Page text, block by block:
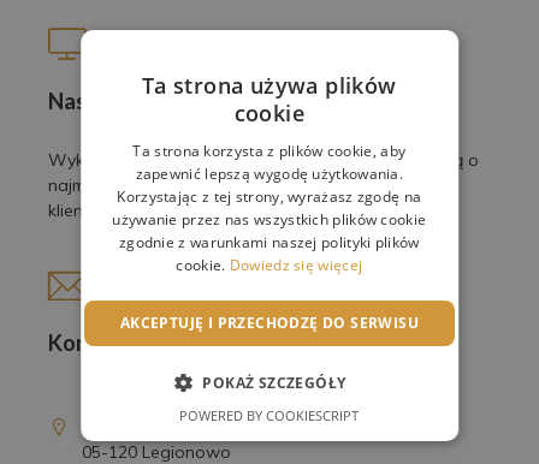
Nasze prace
Wykonujemy profesjonalne usługi z pasją i dbałością o
najmniejsze detale, by spełnić oczekiwania naszych
klientów.
Kontakt
ul. T. Kościuszki 16D
05-120 Legionowo
Ta strona używa plików
cookie
Ta strona korzysta z plików cookie, aby
zapewnić lepszą wygodę użytkowania.
Korzystając z tej strony, wyrażasz zgodę na
używanie przez nas wszystkich plików cookie
zgodnie z warunkami naszej polityki plików
cookie. Dowiedz się więcej
AKCEPTUJĘ I PRZECHODZĘ DO SERWISU
POKAŻ SZCZEGÓŁY
POWERED BY COOKIESCRIPT